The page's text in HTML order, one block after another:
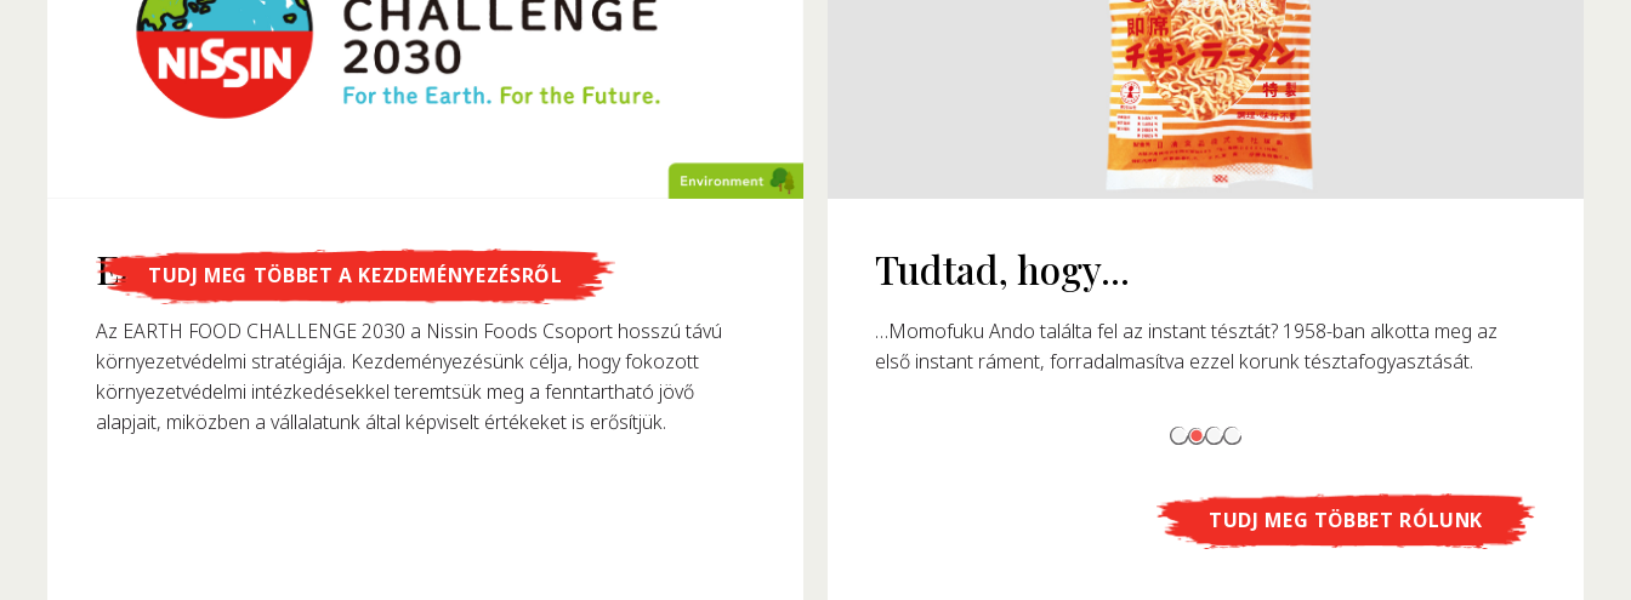
Earth Food Challenge
Az EARTH FOOD CHALLENGE 2030 a Nissin Foods Csoport hosszú távú
környezetvédelmi stratégiája. Kezdeményezésünk célja, hogy fokozott
környezetvédelmi intézkedésekkel teremtsük meg a fenntartható jövő
alapjait, miközben a vállalatunk által képviselt értékeket is erősítjük.
TUDJ MEG TÖBBET A KEZDEMÉNYEZÉSRŐL
Tudtad, hogy...
…Momofuku Ando találta fel az instant tésztát? 1958-ban alkotta meg az
első instant ráment, forradalmasítva ezzel korunk tésztafogyasztását.
...ellátogathatsz az eredeti fakunyhó replikájába, ahol az instant tésztát
TUDJ MEG TÖBBET RÓLUNK